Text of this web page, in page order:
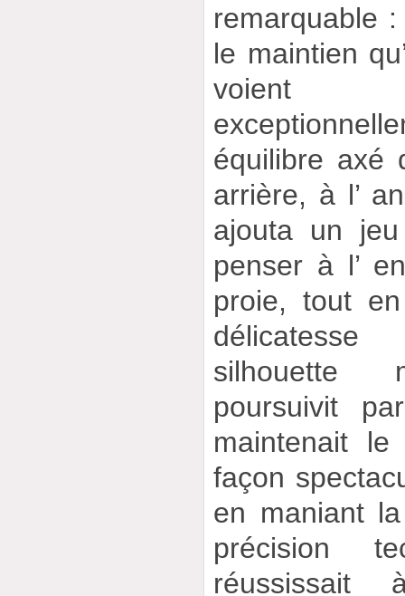
remarquable
le maintien
équilibre axé
arrière, à l’
ajouta un
penser à l’
proie, tout
silhouette
poursuivit
maintenait
façon
en maniant
précision
réussissait